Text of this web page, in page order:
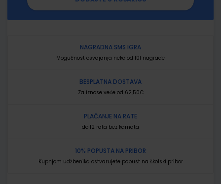
NAGRADNA SMS IGRA
Mogućnost osvajanja neke od 101 nagrade
BESPLATNA DOSTAVA
Za iznose veće od 62,50€
PLAĆANJE NA RATE
do 12 rata bez kamata
10% POPUSTA NA PRIBOR
Kupnjom udžbenika ostvarujete popust na školski pribor